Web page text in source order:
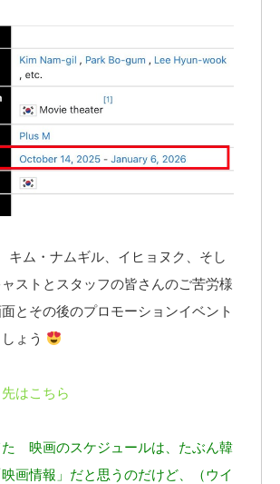
キム・ナムギル、イヒョヌク、そし
ストとスタッフの皆さんのご苦労様
とその後のプロモーションイベント
ょう
はこちら
た 映画のスケジュールは、たぶん韓
画情報」だと思うのだけど、（ウイ